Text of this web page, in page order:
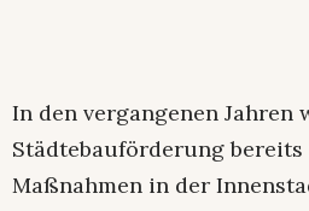
In den vergangenen
Städtebauförderung
Maßnahmen in der